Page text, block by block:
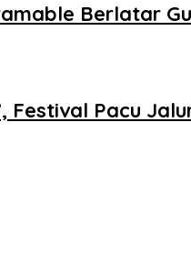
Berlatar
Pacu